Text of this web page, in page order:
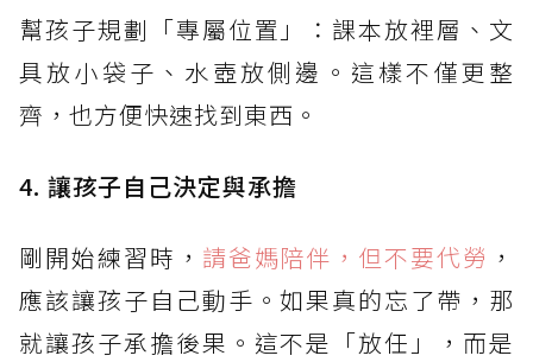
幫孩子規劃「專屬位置」：課本放裡層、文
具放小袋子、水壺放側邊。這樣不僅更整
齊，也方便快速找到東西。
4. 讓孩子自己決定與承擔
剛開始練習時， 請爸媽陪伴，但不要代勞 ，
應該讓孩子自己動手。如果真的忘了帶，那
就讓孩子承擔後果。這不是「放任」，而是